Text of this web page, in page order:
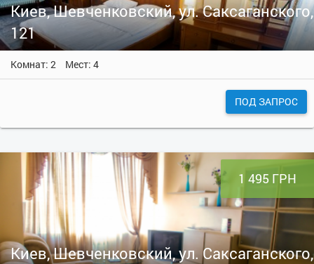
Киев, Шевченковский, ул. Саксаганского,
121
Комнат: 2 Мест: 4
ПОД ЗАПРОС
1 495 ГРН
Киев, Шевченковский, ул. Саксаганского,